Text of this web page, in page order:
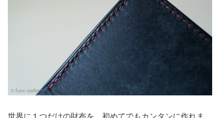
世界に１つだけの財布を、初めてでもカンタンに作れま